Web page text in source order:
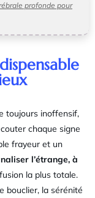
profonde pour
toujours inoffensif,
chaque signe
frayeur et un
l’étrange, à
la plus totale.
bouclier, la sérénité